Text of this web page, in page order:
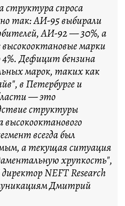
структура спроса
так: АИ-95 выбирали
АИ-92 — 30%, а
марки
4%. Дефицит бензина
марок, таких как
в Петербурге и
— это
структуры
высокооктанового
всегда был
а текущая ситуация
хрупкость",
NEFT Research
Дмитрий